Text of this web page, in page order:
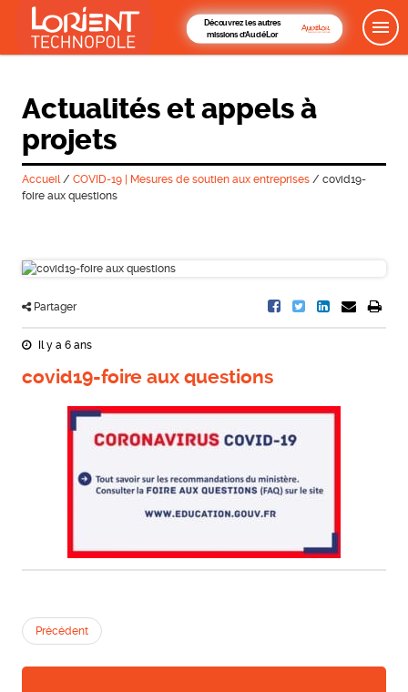
Découvrez les autres
missions d'AudéLor
Actualités et appels à
projets
Accueil/ COVID-19 | Mesures de soutien aux entreprises/ covid19-
foire aux questions
Partager
Il y a 6 ans
covid19-foire aux questions
Précédent